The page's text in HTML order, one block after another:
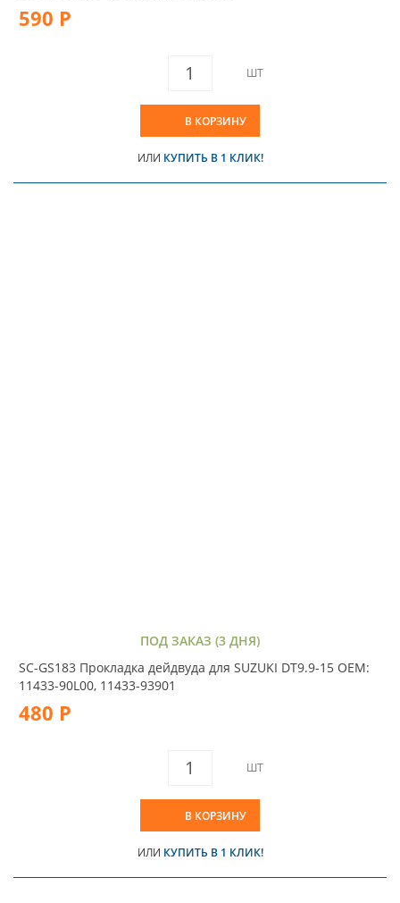
590 Р
ШТ
В КОРЗИНУ
ИЛИ КУПИТЬ В 1 КЛИК!
ПОД ЗАКАЗ (3 ДНЯ)
SC-GS183 Прокладка дейдвуда для SUZUKI DT9.9-15 OEM:
11433-90L00, 11433-93901
480 Р
ШТ
В КОРЗИНУ
ИЛИ КУПИТЬ В 1 КЛИК!